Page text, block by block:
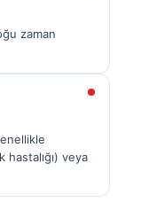
zaman
veya